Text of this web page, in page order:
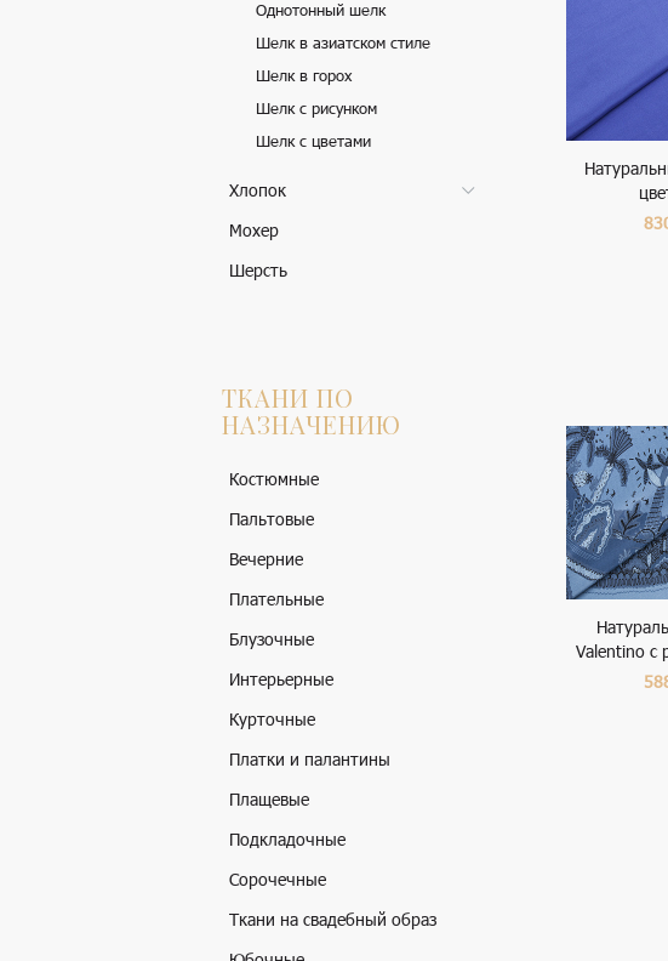
Однотонный шелк
Шелк в азиатском стиле
Шелк в горох
Шелк с рисунком
Шелк с цветами
Хлопок
Мохер
Шерсть
ТКАНИ ПО
НАЗНАЧЕНИЮ
Костюмные
Пальтовые
Вечерние
Плательные
Блузочные
Интерьерные
Курточные
Платки и палантины
Плащевые
Подкладочные
Сорочечные
Ткани на свадебный образ
Valentino с